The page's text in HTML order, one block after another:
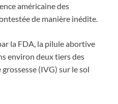
américaine des
de manière inédite.
la FDA, la pilule abortive
environ deux tiers des
(IVG) sur le sol